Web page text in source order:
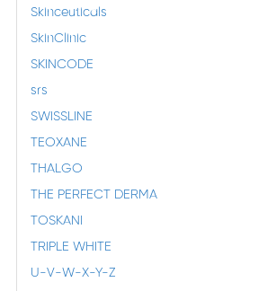
Skinceuticals
SkinClinic
SKINCODE
srs
SWISSLINE
TEOXANE
THALGO
THE PERFECT DERMA
TOSKANI
TRIPLE WHITE
U-V-W-X-Y-Z